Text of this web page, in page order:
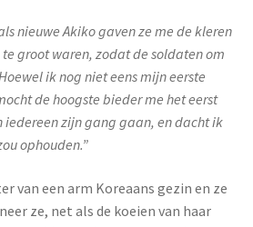
nieuwe Akiko gaven ze me de kleren
groot waren, zodat de soldaten om
ik nog niet eens mijn eerste
de hoogste bieder me het eerst
iedereen zijn gang gaan, en dacht ik
ophouden.”
van een arm Koreaans gezin en ze
ze, net als de koeien van haar